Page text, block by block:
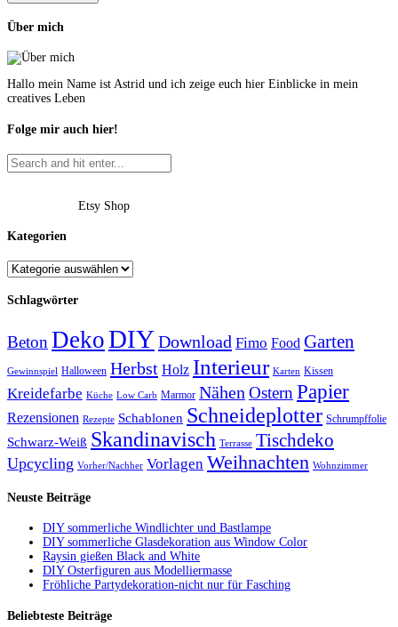
Über mich
Hallo mein Name ist Astrid und ich zeige euch hier Einblicke in mein
creatives Leben
Folge mir auch hier!
Etsy Shop
Kategorien
Schlagwörter
Beton DekoDIYDownload Fimo Food Garten
Gewinnspiel Halloween Herbst Holz Interieur Karten Kissen
Kreidefarbe Küche Low Carb Marmor Nähen Ostern Papier
Rezensionen Rezepte Schablonen Schneideplotter Schrumpffolie
Schwarz-Weiß Skandinavisch Terrasse Tischdeko
Upcycling Vorher/Nachher Vorlagen Weihnachten Wohnzimmer
Neuste Beiträge
DIY sommerliche Windlichter und Bastlampe
DIY sommerliche Glasdekoration aus Window Color
Raysin gießen Black and White
DIY Osterfiguren aus Modelliermasse
Fröhliche Partydekoration-nicht nur für Fasching
Beliebteste Beiträge